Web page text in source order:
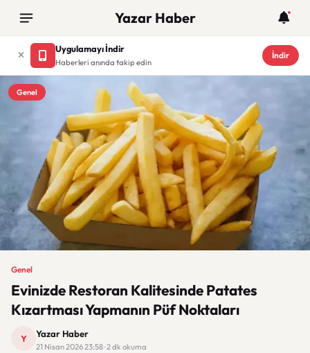
Yazar Haber
Uygulamayı İndir
Haberleri anında takip edin
İndir
Genel
Genel
Evinizde Restoran Kalitesinde Patates
Kızartması Yapmanın Püf Noktaları
Y Yazar Haber
21 Nisan 2026 23:58 · 2 dk okuma